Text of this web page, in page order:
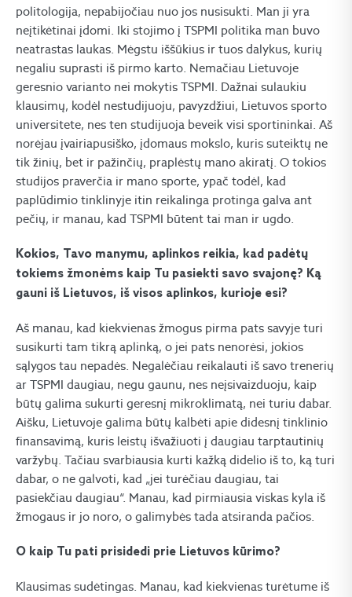
politologija, nepabijočiau nuo jos nusisukti. Man ji yra
neįtikėtinai įdomi. Iki stojimo į TSPMI politika man buvo
neatrastas laukas. Mėgstu iššūkius ir tuos dalykus, kurių
negaliu suprasti iš pirmo karto. Nemačiau Lietuvoje
geresnio varianto nei mokytis TSPMI. Dažnai sulaukiu
klausimų, kodėl nestudijuoju, pavyzdžiui, Lietuvos sporto
universitete, nes ten studijuoja beveik visi sportininkai. Aš
norėjau įvairiapusiško, įdomaus mokslo, kuris suteiktų ne
tik žinių, bet ir pažinčių, praplėstų mano akiratį. O tokios
studijos praverčia ir mano sporte, ypač todėl, kad
paplūdimio tinklinyje itin reikalinga protinga galva ant
pečių, ir manau, kad TSPMI būtent tai man ir ugdo.
Kokios, Tavo manymu, aplinkos reikia, kad padėtų
tokiems žmonėms kaip Tu pasiekti savo svajonę? Ką
gauni iš Lietuvos, iš visos aplinkos, kurioje esi?
Aš manau, kad kiekvienas žmogus pirma pats savyje turi
susikurti tam tikrą aplinką, o jei pats nenorėsi, jokios
sąlygos tau nepadės. Negalėčiau reikalauti iš savo trenerių
ar TSPMI daugiau, negu gaunu, nes neįsivaizduoju, kaip
būtų galima sukurti geresnį mikroklimatą, nei turiu dabar.
Aišku, Lietuvoje galima būtų kalbėti apie didesnį tinklinio
finansavimą, kuris leistų išvažiuoti į daugiau tarptautinių
varžybų. Tačiau svarbiausia kurti kažką didelio iš to, ką turi
dabar, o ne galvoti, kad „jei turėčiau daugiau, tai
pasiekčiau daugiau“. Manau, kad pirmiausia viskas kyla iš
žmogaus ir jo noro, o galimybės tada atsiranda pačios.
O kaip Tu pati prisidedi prie Lietuvos kūrimo?
Klausimas sudėtingas. Manau, kad kiekvienas turėtume iš